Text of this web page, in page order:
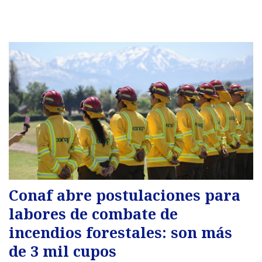
Conaf abre postulaciones para
labores de combate de
incendios forestales: son más
de 3 mil cupos